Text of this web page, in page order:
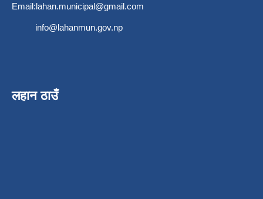
Email:lahan.municipal@gmail.com
info@lahanmun.gov.np
लहान ठाउँ